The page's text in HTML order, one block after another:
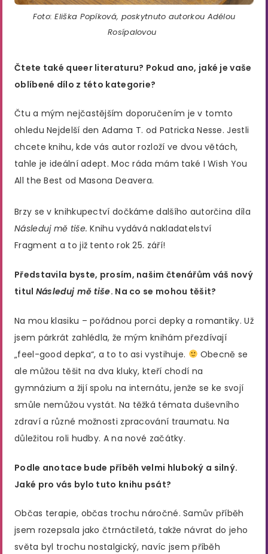
Foto: Eliška Popíková, poskytnuto autorkou Adélou
Rosípalovou
Čtete také queer literaturu? Pokud ano, jaké je vaše
oblíbené dílo z této kategorie?
Čtu a mým nejčastějším doporučením je v tomto
ohledu Nejdelší den Adama T. od Patricka Nesse. Jestli
chcete knihu, kde vás autor rozloží ve dvou větách,
tahle je ideální adept. Moc ráda mám také I Wish You
All the Best od Masona Deavera.
Brzy se v knihkupectví dočkáme dalšího autorčina díla
Následuj mě tiše.Knihu vydává nakladatelství
Fragment a to již tento rok 25. září!
Představila byste, prosím, našim čtenářům váš nový
titul Následuj mě tiše. Na co se mohou těšit?
Na mou klasiku – pořádnou porci depky a romantiky. Už
jsem párkrát zahlédla, že mým knihám přezdívají
„feel-good depka“, a to to asi vystihuje.
Obecně se
ale můžou těšit na dva kluky, kteří chodí na
gymnázium a žijí spolu na internátu, jenže se ke svojí
smůle nemůžou vystát. Na těžká témata duševního
zdraví a různé možnosti zpracování traumatu. Na
důležitou roli hudby. A na nové začátky.
Podle anotace bude příběh velmi hluboký a silný.
Jaké pro vás bylo tuto knihu psát?
Občas terapie, občas trochu náročné. Samův příběh
jsem rozepsala jako čtrnáctiletá, takže návrat do jeho
světa byl trochu nostalgický, navíc jsem příběh